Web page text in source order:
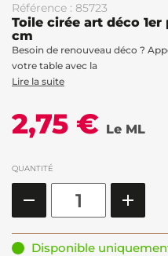
Référence : 85723
Toile cirée art déco
cm
Besoin de renouveau déco ?
votre table avec la
Lire la suite
2,75 € Le ML
QUANTITÉ
Disponible